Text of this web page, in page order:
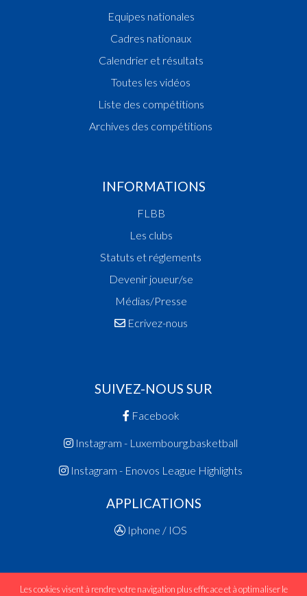
Equipes nationales
Cadres nationaux
Calendrier et résultats
Toutes les vidéos
Liste des compétitions
Archives des compétitions
INFORMATIONS
FLBB
Les clubs
Statuts et réglements
Devenir joueur/se
Médias/Presse
Ecrivez-nous
SUIVEZ-NOUS SUR
Facebook
Instagram - Luxembourg.basketball
Instagram - Enovos League Highlights
APPLICATIONS
Iphone / IOS
Les cookies visent à rendre votre navigation plus efficace et à optimaliser le